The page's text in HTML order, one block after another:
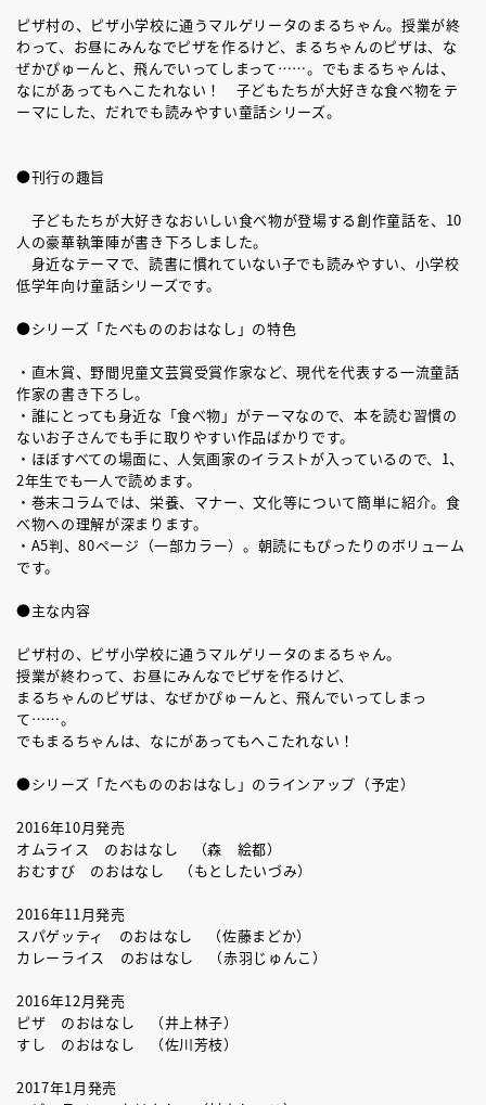
ピザ村の、ピザ小学校に通うマルゲリータのまるちゃん。授業が終
わって、お昼にみんなでピザを作るけど、まるちゃんのピザは、な
ぜかぴゅーんと、飛んでいってしまって……。でもまるちゃんは、
なにがあってもへこたれない！ 子どもたちが大好きな食べ物をテ
ーマにした、だれでも読みやすい童話シリーズ。
●刊行の趣旨
子どもたちが大好きなおいしい食べ物が登場する創作童話を、10
人の豪華執筆陣が書き下ろしました。
身近なテーマで、読書に慣れていない子でも読みやすい、小学校
低学年向け童話シリーズです。
●シリーズ「たべもののおはなし」の特色
・直木賞、野間児童文芸賞受賞作家など、現代を代表する一流童話
作家の書き下ろし。
・誰にとっても身近な「食べ物」がテーマなので、本を読む習慣の
ないお子さんでも手に取りやすい作品ばかりです。
・ほぼすべての場面に、人気画家のイラストが入っているので、1、
2年生でも一人で読めます。
・巻末コラムでは、栄養、マナー、文化等について簡単に紹介。食
べ物への理解が深まります。
・A5判、80ページ（一部カラー）。朝読にもぴったりのボリューム
です。
●主な内容
ピザ村の、ピザ小学校に通うマルゲリータのまるちゃん。
授業が終わって、お昼にみんなでピザを作るけど、
まるちゃんのピザは、なぜかぴゅーんと、飛んでいってしまっ
て……。
でもまるちゃんは、なにがあってもへこたれない！
●シリーズ「たべもののおはなし」のラインアップ（予定）
2016年10月発売
オムライス のおはなし （森 絵都）
おむすび のおはなし （もとしたいづみ）
2016年11月発売
スパゲッティ のおはなし （佐藤まどか）
カレーライス のおはなし （赤羽じゅんこ）
2016年12月発売
ピザ のおはなし （井上林子）
すし のおはなし （佐川芳枝）
2017年1月発売